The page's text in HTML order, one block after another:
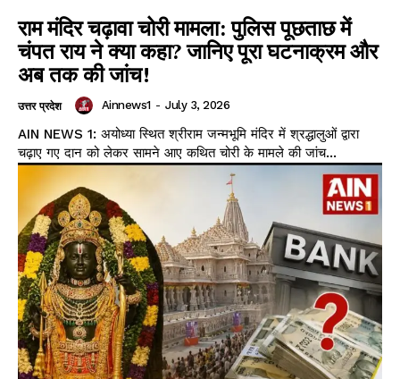
Facebook
X WhatsApp
Share
राम मंदिर चढ़ावा चोरी मामला: पुलिस पूछताछ में
चंपत राय ने क्या कहा? जानिए पूरा घटनाक्रम और
अब तक की जांच!
उत्तर प्रदेश Ainnews1 - July 3, 2026
AIN NEWS 1: अयोध्या स्थित श्रीराम जन्मभूमि मंदिर में श्रद्धालुओं द्वारा
चढ़ाए गए दान को लेकर सामने आए कथित चोरी के मामले की जांच...